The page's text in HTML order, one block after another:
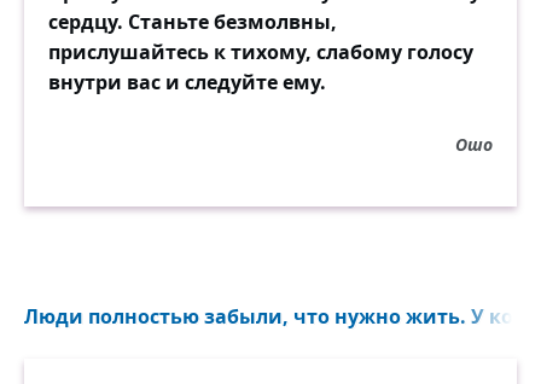
сердцу. Станьте безмолвны,
прислушайтесь к тихому, слабому голосу
внутри вас и следуйте ему.
Ошо
Люди полностью забыли, что нужно жить. У кого